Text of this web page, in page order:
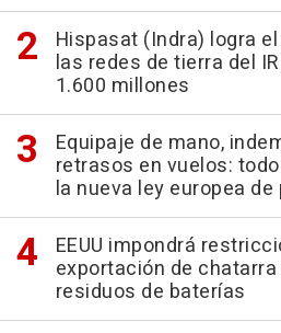
Hispasat (Indra) logra
las redes de tierra del
1.600 millones
Equipaje de mano,
retrasos en vuelos:
la nueva ley europea
EEUU impondrá
exportación de
residuos de baterías